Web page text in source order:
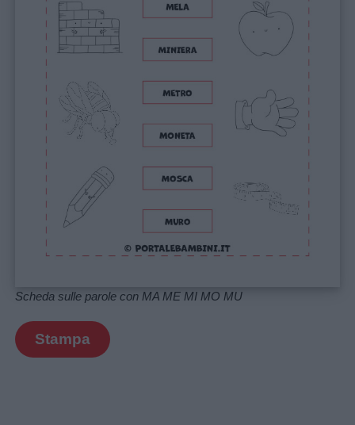
Scheda sulle parole con MA ME MI MO MU
Stampa